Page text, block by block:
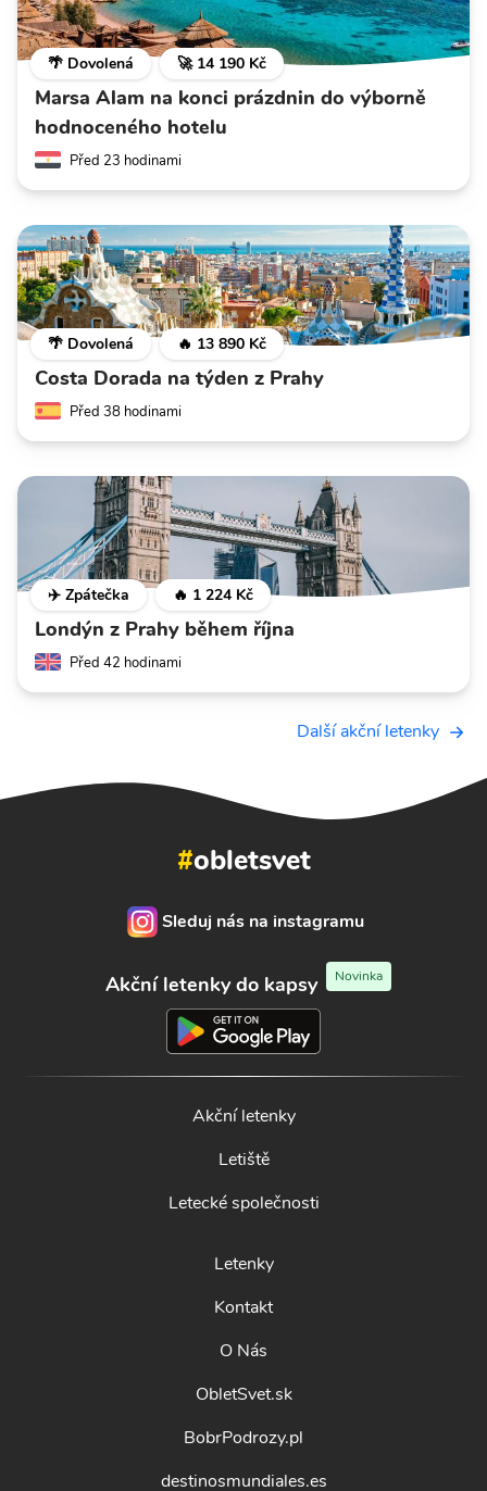
🌴 Dovolená 🚀 14 190 Kč
Marsa Alam na konci prázdnin do výborně
hodnoceného hotelu
Před 23 hodinami
🌴 Dovolená 🔥 13 890 Kč
Costa Dorada na týden z Prahy
Před 38 hodinami
✈️ Zpátečka 🔥 1 224 Kč
Londýn z Prahy během října
Před 42 hodinami
Další akční letenky
#obletsvet
Sleduj nás na instagramu
Akční letenky do kapsy Novinka
Akční letenky
Letiště
Letecké společnosti
Letenky
Kontakt
O Nás
ObletSvet.sk
BobrPodrozy.pl
destinosmundiales.es